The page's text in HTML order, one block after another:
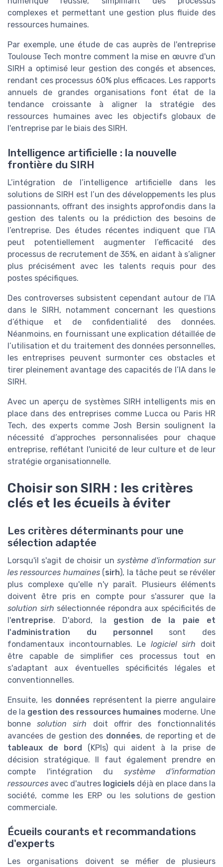
complexes et permettant une gestion plus fluide des
ressources humaines.
Par exemple, une étude de cas auprès de l'entreprise
Toulouse Tech montre comment la mise en œuvre d'un
SIRH a optimisé leur gestion des congés et absences,
rendant ces processus 60% plus efficaces. Les rapports
annuels de grandes organisations font état de la
tendance croissante à aligner la stratégie des
ressources humaines avec les objectifs globaux de
l'entreprise par le biais des SIRH.
Intelligence artificielle : la nouvelle
frontière du SIRH
L’intégration de l’intelligence artificielle dans les
solutions de SIRH est l’un des développements les plus
passionnants, offrant des insights approfondis dans la
gestion des talents ou la prédiction des besoins de
l’entreprise. Des études récentes indiquent que l’IA
peut potentiellement augmenter l’efficacité des
processus de recrutement de 35%, en aidant à s’aligner
plus précisément avec les talents requis pour des
postes spécifiques.
Des controverses subsistent cependant autour de l’IA
dans le SIRH, notamment concernant les questions
d’éthique et de confidentialité des données.
Néanmoins, en fournissant une explication détaillée de
l’utilisation et du traitement des données personnelles,
les entreprises peuvent surmonter ces obstacles et
tirer pleinement avantage des capacités de l’IA dans le
SIRH.
Avec un aperçu de systèmes SIRH intelligents mis en
place dans des entreprises comme Lucca ou Paris HR
Tech, des experts comme Josh Bersin soulignent la
nécessité d’approches personnalisées pour chaque
entreprise, reflétant l'unicité de leur culture et de leur
stratégie organisationnelle.
Choisir son SIRH : les critères
clés et les écueils à éviter
Les critères déterminants pour une
sélection adaptée
Lorsqu'il s'agit de choisir unsystème d'information sur
les ressources humaines(sirh), la tâche peut se révéler
plus complexe qu'elle n'y paraît. Plusieurs éléments
doivent être pris en compte pour s'assurer que la
solution sirh sélectionnée répondra aux spécificités de
l'entreprise. D'abord, la gestion de la paie et
l'administration du personnelsont des
fondamentaux incontournables. Le logiciel sirh doit
être capable de simplifier ces processus tout en
s'adaptant aux éventuelles spécificités légales et
conventionnelles.
Ensuite, les données représentent la pierre angulaire
de la gestion des ressources humaines moderne. Une
bonnesolution sirh doit offrir des fonctionnalités
avancées de gestion des données, de reporting et de
tableaux de bord (KPIs) qui aident à la prise de
décision stratégique. Il faut également prendre en
compte l'intégration du système d'information
ressources avec d'autres logiciels déjà en place dans la
société, comme les ERP ou les solutions de gestion
commerciale.
Écueils courants et recommandations
d'experts
Les organisations doivent se méfier de plusieurs